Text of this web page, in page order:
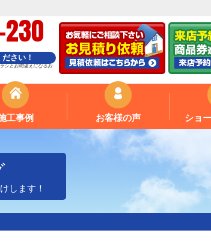
230
さい！
シとお間違えになるお
工事例 お客様の声 ショ
します！